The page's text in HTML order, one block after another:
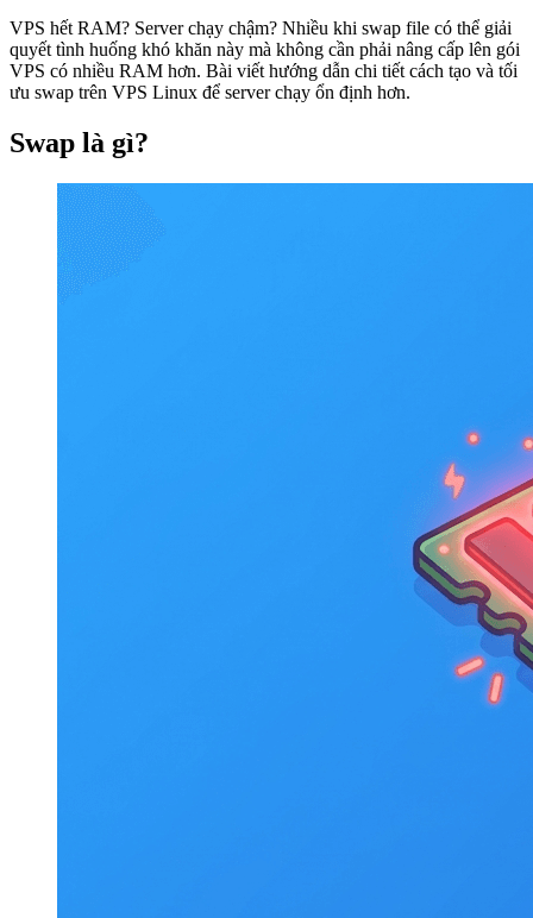
VPS hết RAM? Server chạy chậm? Nhiều khi swap file có thể giải
quyết tình huống khó khăn này mà không cần phải nâng cấp lên gói
VPS có nhiều RAM hơn. Bài viết hướng dẫn chi tiết cách tạo và tối
ưu swap trên VPS Linux để server chạy ổn định hơn.
Swap là gì?